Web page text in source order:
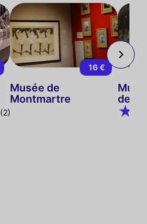
(2)
16 €
Musée de
Montmartre
de